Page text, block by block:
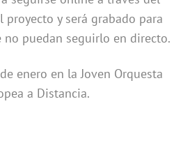
proyecto y será grabado para
puedan seguirlo en directo.
enero en la Joven Orquesta
a Distancia.